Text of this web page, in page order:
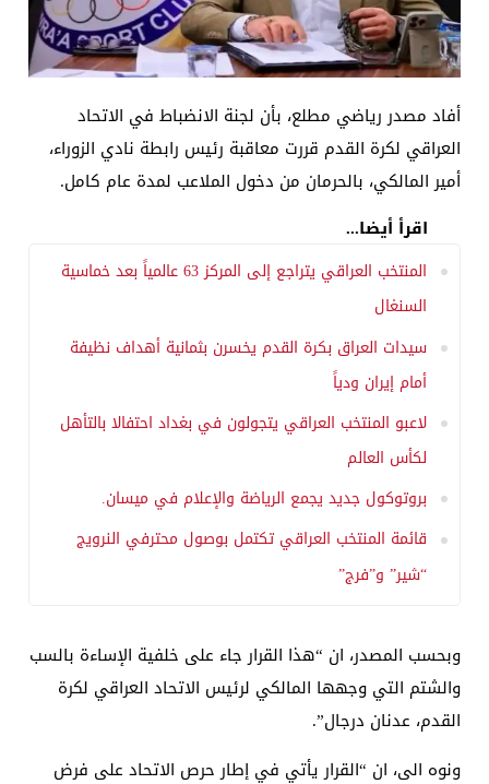
أفاد مصدر رياضي مطلع، بأن لجنة الانضباط في الاتحاد
العراقي لكرة القدم قررت معاقبة رئيس رابطة نادي الزوراء،
أمير المالكي، بالحرمان من دخول الملاعب لمدة عام كامل.
اقرأ أيضا...
المنتخب العراقي يتراجع إلى المركز 63 عالمياً بعد خماسية
السنغال
سيدات العراق بكرة القدم يخسرن بثمانية أهداف نظيفة
أمام إيران ودياً
لاعبو المنتخب العراقي يتجولون في بغداد احتفالا بالتأهل
لكأس العالم
بروتوكول جديد يجمع الرياضة والإعلام في ميسان.
قائمة المنتخب العراقي تكتمل بوصول محترفي النرويج
“شير” و”فرج”
وبحسب المصدر، ان “هذا القرار جاء على خلفية الإساءة بالسب
والشتم التي وجهها المالكي لرئيس الاتحاد العراقي لكرة
القدم، عدنان درجال”.
ونوه الى، ان “القرار يأتي في إطار حرص الاتحاد على فرض